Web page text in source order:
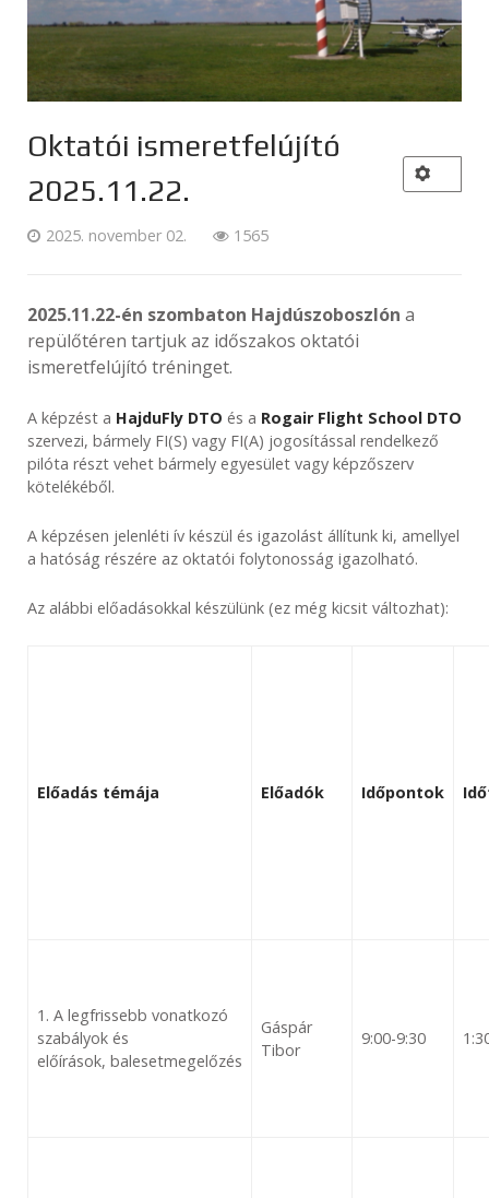
Oktatói ismeretfelújító
2025.11.22.
2025. november 02. 1565
2025.11.22-én szombaton Hajdúszoboszlón a
repülőtéren tartjuk az időszakos oktatói
ismeretfelújító tréninget.
A képzést a HajduFly DTO és a Rogair Flight School DTO
szervezi, bármely FI(S) vagy FI(A) jogosítással rendelkező
pilóta részt vehet bármely egyesület vagy képzőszerv
kötelékéből.
A képzésen jelenléti ív készül és igazolást állítunk ki, amellyel
a hatóság részére az oktatói folytonosság igazolható.
Az alábbi előadásokkal készülünk (ez még kicsit változhat):
Előadás témája Előadók Időpontok
1. A legfrissebb vonatkozó
szabályok és
előírások, balesetmegelőzés
Gáspár
Tibor
9:00-9:30